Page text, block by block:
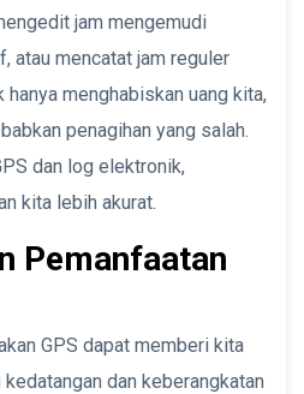
jam mengemudi
atau mencatat jam reguler
menghabiskan uang kita,
penagihan yang salah.
dan log elektronik,
kita lebih akurat.
Pemanfaatan
GPS dapat memberi kita
dan keberangkatan